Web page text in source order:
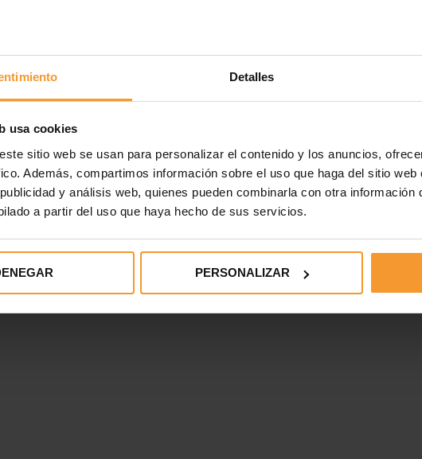
Detalles
usa cookies
sitio web se usan para personalizar el contenido y los anuncios,
Además, compartimos información sobre el uso que haga del sitio
y análisis web, quienes pueden combinarla con otra información
a partir del uso que haya hecho de sus servicios.
PERSONALIZAR
F+ 918 823 485